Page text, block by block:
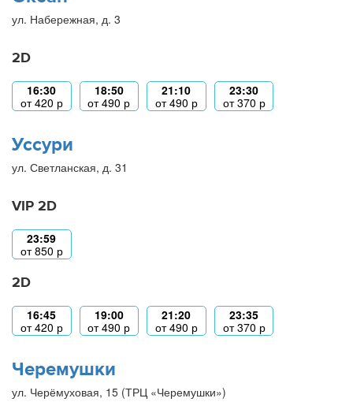
ул. Набережная, д. 3
2D
16:30
от420 р
18:50
от490 р
21:10
от490 р
23:30
от370 р
Уссури
ул. Светланская, д. 31
VIP 2D
23:59
от850 р
2D
16:45
от420 р
19:00
от490 р
21:20
от490 р
23:35
от370 р
Черемушки
ул. Черёмуховая, 15 (ТРЦ «Черемушки»)